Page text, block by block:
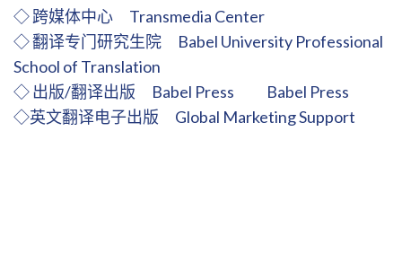
◇ 跨媒体中心 Transmedia Center
◇ 翻译专门研究生院 Babel University Professional
School of Translation
◇ 出版/翻译出版 Babel Press Babel Press
◇英文翻译电子出版 Global Marketing Support